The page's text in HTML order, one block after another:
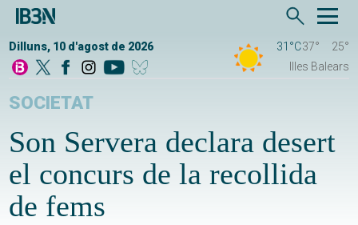
Dilluns, 10 d'agost de 2026 31°C37°
25°
Illes Balears
SOCIETAT
Son Servera declara desert
el concurs de la recollida
de fems